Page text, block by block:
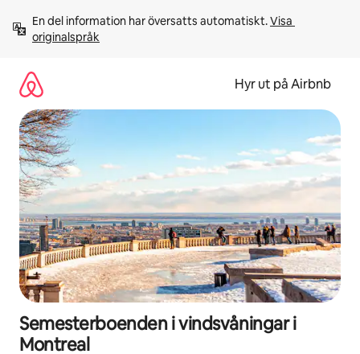
innehåll
En del information har översatts automatiskt. Visa
originalspråk
Hyr ut på Airbnb
Semesterboenden i vindsvåningar i
Montreal